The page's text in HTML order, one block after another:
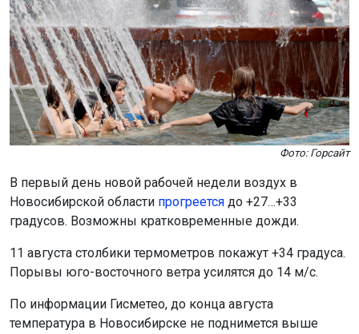
Фото: Горсайт
В первый день новой рабочей недели воздух в
Новосибирской области прогреется до +27…+33
градусов. Возможны кратковременные дожди.
11 августа столбики термометров покажут +34 градуса.
Порывы юго-восточного ветра усилятся до 14 м/с.
По информации Гисметео, до конца августа
температура в Новосибирске не поднимется выше